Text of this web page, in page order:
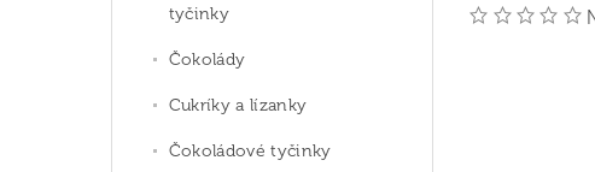
tyčinky
Čokolády
Cukríky a lízanky
Čokoládové tyčinky